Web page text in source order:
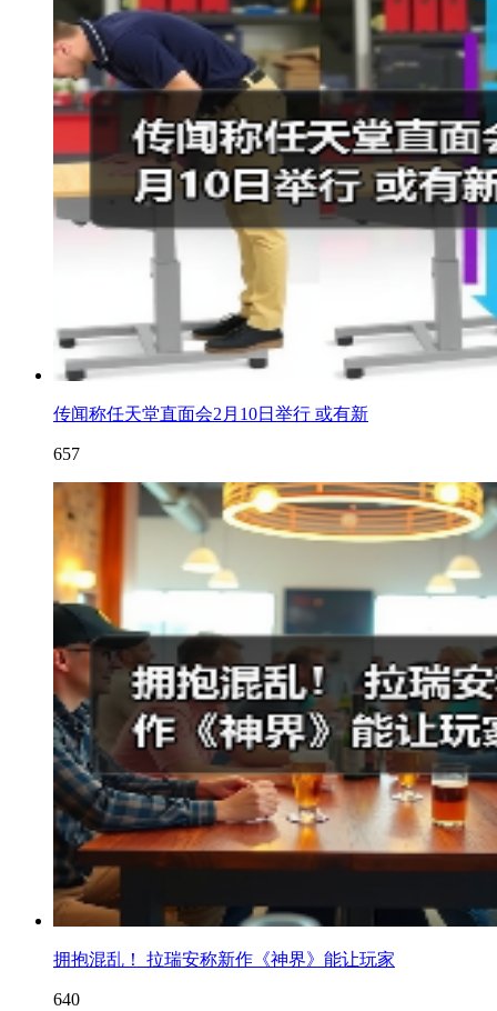
传闻称任天堂直面会2月10日举行 或有新
657
拥抱混乱！ 拉瑞安称新作《神界》能让玩家
640